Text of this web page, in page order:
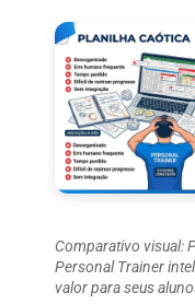
Comparativo visual:
Personal Trainer
valor para seus